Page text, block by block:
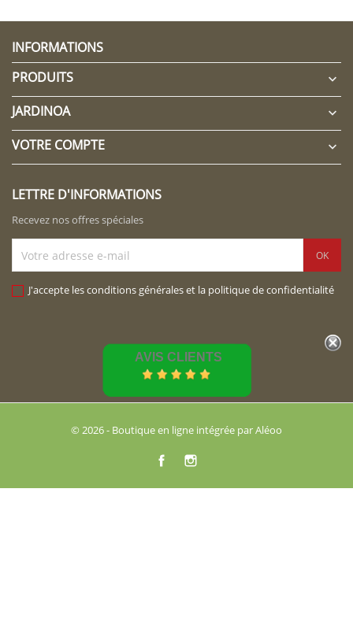
INFORMATIONS
PRODUITS

JARDINOA 
VOTRE COMPTE 
LETTRE D'INFORMATIONS
Recevez nos offres spéciales
J'accepte les conditions générales et la politique de confidentialité
AVIS CLIENTS
© 2026 - Boutique en ligne intégrée par Aléoo
Facebook